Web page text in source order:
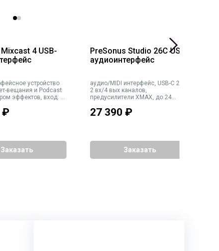
4 USB-
устройство
вещания и Podcast
эффектов, вход: 4
-
стерео джек 3,5
₽
Заказать
PreSonus Studio 26C USB-
аудиоинтерфейс
аудио/MIDI интерфейс, USB-C 2.0,
2 вх/4 вых каналов,
предусилители XMAX, до 24
Artist
27 390 ₽
Заказать